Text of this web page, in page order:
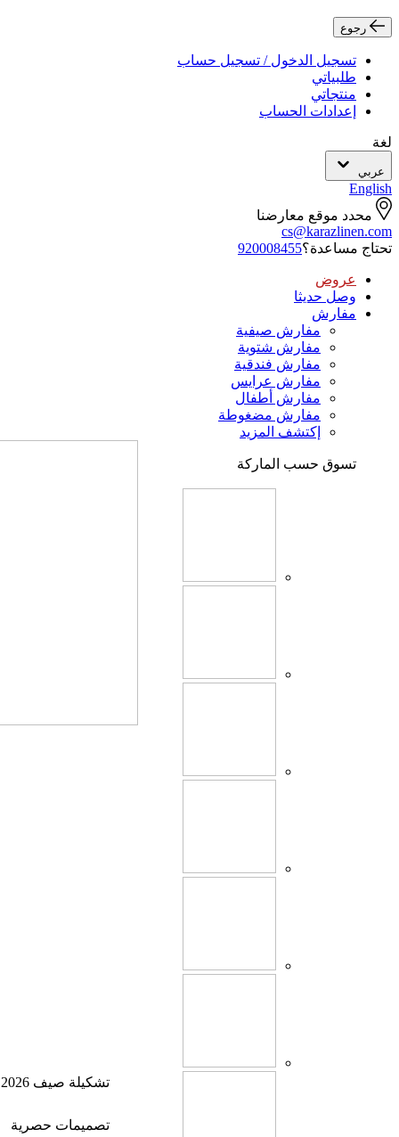
رجوع
تسجيل الدخول / تسجيل حساب
طلبياتي
منتجاتي
إعدادات الحساب
لغة
عربي
English
محدد موقع معارضنا
cs@karazlinen.com
تحتاج مساعدة؟920008455
عروض
وصل حديثا
مفارش
مفارش صيفية
مفارش شتوية
مفارش فندقية
مفارش عرايس
مفارش أطفال
مفارش مضغوطة
إكتشف المزيد
تسوق حسب الماركة
تشكيلة صيف 2026
تصميمات حصرية